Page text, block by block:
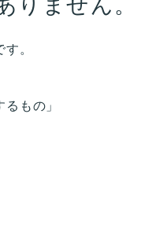
す。
もの」